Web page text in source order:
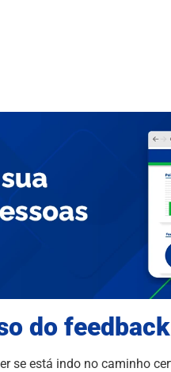
do feedback
se está indo no caminho